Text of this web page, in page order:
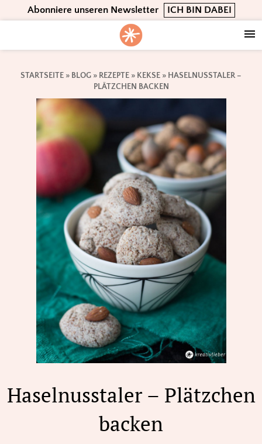
to
navigation
to
content
to
Abonniere unseren Newsletter ICH BIN DABEI
STARTSEITE » BLOG » REZEPTE » KEKSE » HASELNUSSTALER –
PLÄTZCHEN BACKEN
Haselnusstaler – Plätzchen
backen